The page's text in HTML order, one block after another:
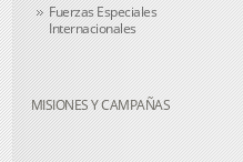
Fuerzas Especiales
Internacionales
MISIONES Y CAMPAÑAS